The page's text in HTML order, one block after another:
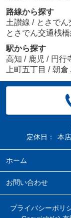
路線から探す
土讃線 / とさでん
とさでん交通桟
駅から探す
高知 / 鹿児 / 円行
上町五丁目 / 朝倉
定休日：
本
ホーム
お問い合わせ
プライバシーポリ